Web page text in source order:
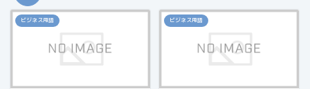
ビジネス用語 ビジネス用語